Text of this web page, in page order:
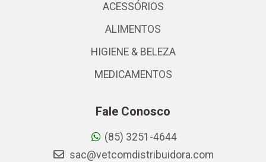
ACESSÓRIOS
ALIMENTOS
HIGIENE & BELEZA
MEDICAMENTOS
Fale Conosco
(85) 3251-4644
sac@vetcomdistribuidora.com